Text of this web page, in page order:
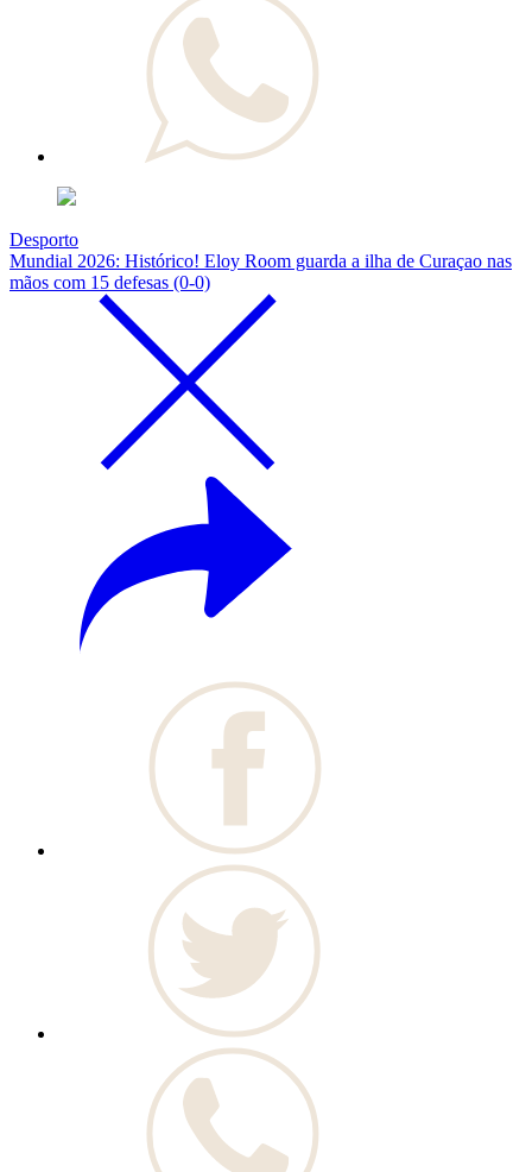
Desporto
Mundial 2026: Histórico! Eloy Room guarda a ilha de Curaçao nas
mãos com 15 defesas (0-0)